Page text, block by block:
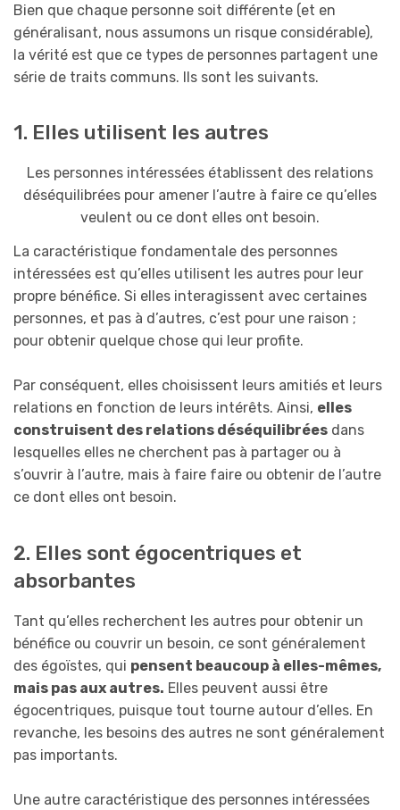
Bien que chaque personne soit différente (et en
généralisant, nous assumons un risque considérable),
la vérité est que ce types de personnes partagent une
série de traits communs. Ils sont les suivants.
1. Elles utilisent les autres
Les personnes intéressées établissent des relations
déséquilibrées pour amener l’autre à faire ce qu’elles
veulent ou ce dont elles ont besoin.
La caractéristique fondamentale des personnes
intéressées est qu’elles utilisent les autres pour leur
propre bénéfice. Si elles interagissent avec certaines
personnes, et pas à d’autres, c’est pour une raison ;
pour obtenir quelque chose qui leur profite.
Par conséquent, elles choisissent leurs amitiés et leurs
relations en fonction de leurs intérêts. Ainsi, elles
construisent des relations déséquilibrées dans
lesquelles elles ne cherchent pas à partager ou à
s’ouvrir à l’autre, mais à faire faire ou obtenir de l’autre
ce dont elles ont besoin.
2. Elles sont égocentriques et
absorbantes
Tant qu’elles recherchent les autres pour obtenir un
bénéfice ou couvrir un besoin, ce sont généralement
des égoïstes, qui pensent beaucoup à elles-mêmes,
mais pas aux autres. Elles peuvent aussi être
égocentriques, puisque tout tourne autour d’elles. En
revanche, les besoins des autres ne sont généralement
pas importants.
Une autre caractéristique des personnes intéressées